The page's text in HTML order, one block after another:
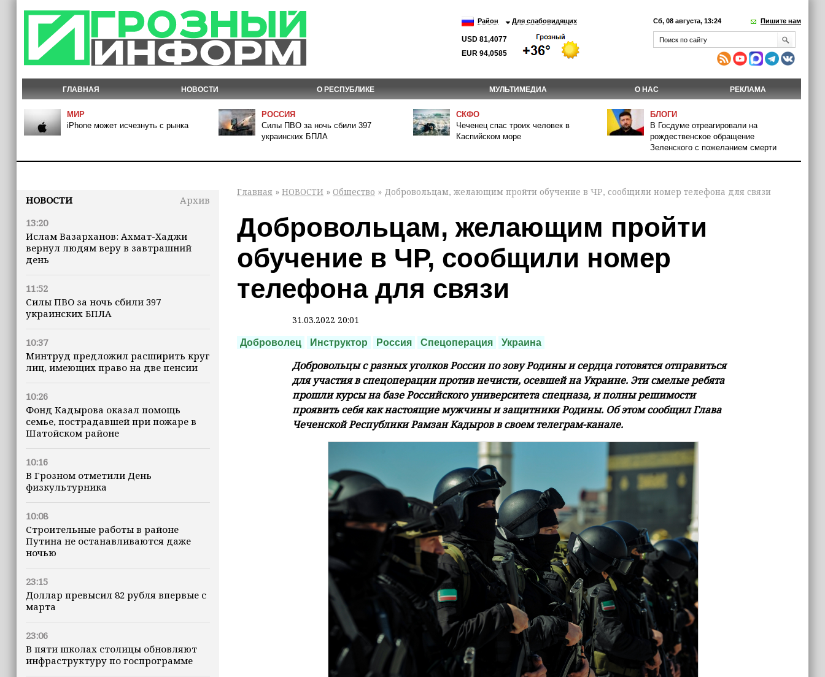
Район Для слабовидящих
USD 81,4077
EUR 94,0585
Сб, 08 августа, 13:24 Пишите нам
ГЛАВНАЯ НОВОСТИ О РЕСПУБЛИКЕ МУЛЬТИМЕДИА О НАС РЕКЛАМА
МИР
iPhone может исчезнуть с рынка
РОССИЯ
Силы ПВО за ночь сбили 397
украинских БПЛА
СКФО
Чеченец спас троих человек в
Каспийском море
БЛОГИ
В Госдуме отреагировали на
рождественское обращение
Зеленского с пожеланием смерти
НОВОСТИ
Архив
13:20
Ислам Вазарханов: Ахмат-Хаджи
вернул людям веру в завтрашний
день
11:52
Силы ПВО за ночь сбили 397
украинских БПЛА
10:37
Минтруд предложил расширить круг
лиц, имеющих право на две пенсии
10:26
Фонд Кадырова оказал помощь
семье, пострадавшей при пожаре в
Шатойском районе
10:16
В Грозном отметили День
физкультурника
10:08
Строительные работы в районе
Путина не останавливаются даже
ночью
23:15
Доллар превысил 82 рубля впервые с
марта
23:06
В пяти школах столицы обновляют
инфраструктуру по госпрограмме
Главная » НОВОСТИ » Общество » Добровольцам, желающим пройти обучение в ЧР, сообщили номер телефона для связи
Добровольцам, желающим пройти
обучение в ЧР, сообщили номер
телефона для связи
31.03.2022 20:01
Доброволец Инструктор Россия Спецоперация Украина
Добровольцы с разных уголков России по зову Родины и сердца готовятся отправиться
для участия в спецоперации против нечисти, осевшей на Украине. Эти смелые ребята
прошли курсы на базе Российского университета спецназа, и полны решимости
проявить себя как настоящие мужчины и защитники Родины. Об этом сообщил Глава
Чеченской Республики Рамзан Кадыров в своем телеграм-канале.